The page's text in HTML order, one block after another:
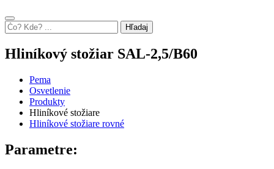
Hľadaj
Hliníkový stožiar SAL-2,5/B60
Pema
Osvetlenie
Produkty
Hliníkové stožiare
Hliníkové stožiare rovné
Parametre: